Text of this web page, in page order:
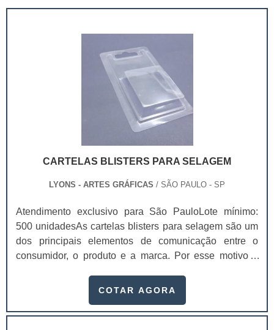
CARTELAS BLISTERS PARA SELAGEM
LYONS - ARTES GRÁFICAS / SÃO PAULO - SP
Atendimento exclusivo para São PauloLote mínimo:
500 unidadesAs cartelas blisters para selagem são um
dos principais elementos de comunicação entre o
consumidor, o produto e a marca. Por esse motivo é
muito bem o seu produto.Entre os principais atributos
cartelas blister para selagem
COTAR AGORA